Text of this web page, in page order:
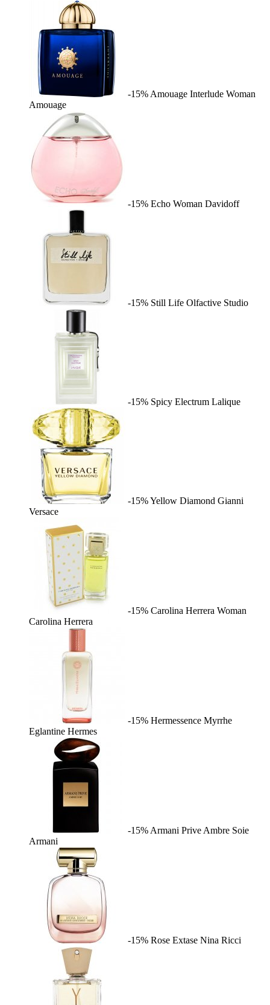
-15% Amouage Interlude Woman
Amouage
-15% Echo Woman Davidoff
-15% Still Life Olfactive Studio
-15% Spicy Electrum Lalique
-15%Yellow Diamond Gianni
Versace
-15% Carolina Herrera Woman
Carolina Herrera
-15% Hermessence Myrrhe
Eglantine Hermes
-15% Armani Prive Ambre Soie
Armani
-15% Rose Extase Nina Ricci